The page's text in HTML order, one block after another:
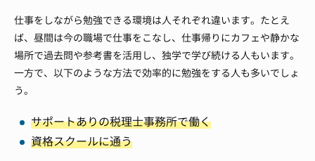
仕事をしながら勉強できる環境は人それぞれ違います。たとえ
ば、昼間は今の職場で仕事をこなし、仕事帰りにカフェや静かな
場所で過去問や参考書を活用し、独学で学び続ける人もいます。
一方で、以下のような方法で効率的に勉強をする人も多いでしょ
う。
サポートありの税理士事務所で働く
資格スクールに通う